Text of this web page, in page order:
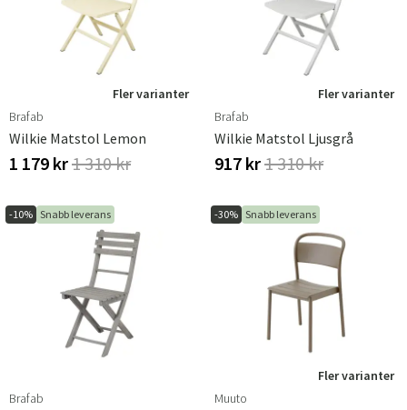
Fler varianter
Brafab
Wilkie Matstol Lemon
1 179 kr1 310 kr
Fler varianter
Brafab
Wilkie Matstol Ljusgrå
917 kr1 310 kr
-10% Snabb leverans
Brafab
-30% Snabb leverans
Fler varianter
Muuto